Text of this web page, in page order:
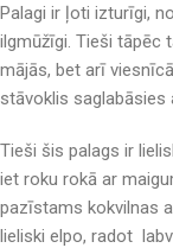
Palagi ir ļoti izturīgi,
ilgmūžīgi. Tieši tāpēc
mājās, bet arī
stāvoklis
Tieši šis palags ir
iet roku rokā ar
pazīstams kokvilnas
lieliski elpo, radot